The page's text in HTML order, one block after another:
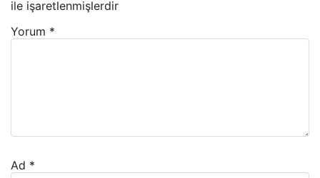
ile işaretlenmişlerdir
Yorum *
Ad *